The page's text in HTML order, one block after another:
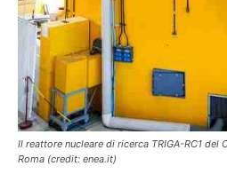
Il reattore nucleare di ricerca TRIGA-RC1 del
Roma (credit: enea.it)